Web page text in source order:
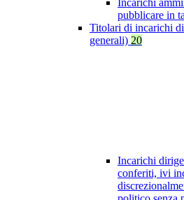
Incarichi
pubblicare in
Titolari di incarichi
generali) 20
Incarichi
conferiti, ivi